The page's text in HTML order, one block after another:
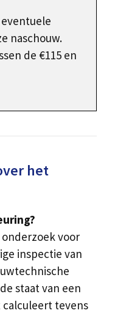
naschouw.
de €115 en
het
voor
inspectie van
staat van een
calculeert tevens